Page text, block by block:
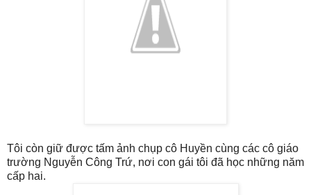
Tôi còn giữ được tấm ảnh chụp cô Huyền cùng các cô giáo
trường Nguyễn Công Trứ, nơi con gái tôi đã học những năm
cấp hai.